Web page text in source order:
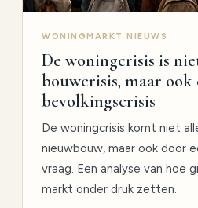
WONINGMARKT NIEUWS
De woningcrisis is
bouwcrisis, maar ook
bevolkingscrisis
De woningcrisis komt niet
nieuwbouw, maar ook door
vraag. Een analyse van hoe
markt onder druk zetten.